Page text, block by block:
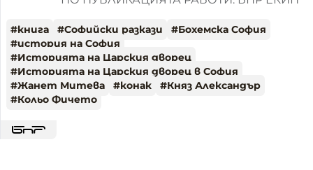
#книга #Софийски разкази #Бохемска София
#история на София
#Историята на Царския дворец
#Историята на Царския дворец в София
#Жанет Митева #конак #Княз Александър
#Кольо Фичето